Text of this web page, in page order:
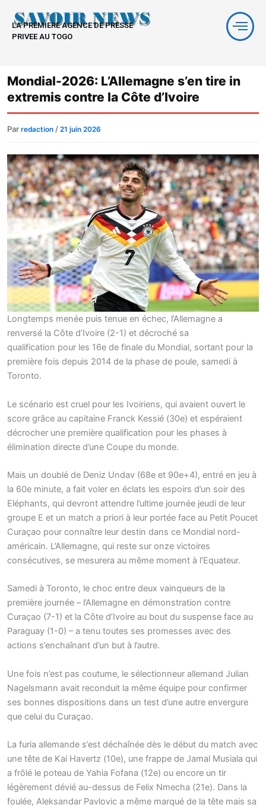
contenu
LA PREMIERE AGENCE DE PRESSE
PRIVEE AU TOGO
Mondial-2026: L’Allemagne s’en tire in
extremis contre la Côte d’Ivoire
Par redaction / 21 juin 2026
Longtemps menée puis tenue en échec, l’Allemagne a
renversé la Côte d’Ivoire (2-1) et décroché sa
qualification pour les 16e de finale du Mondial, sortant pour la
première fois depuis 2014 de la phase de poule, samedi à
Toronto.
Le scénario est cruel pour les Ivoiriens, qui avaient ouvert le
score grâce au capitaine Franck Kessié (30e) et espéraient
décrocher une première qualification pour les phases à
élimination directe d’une Coupe du monde.
Mais un doublé de Deniz Undav (68e et 90e+4), entré en jeu à
la 60e minute, a fait voler en éclats les espoirs d’un soir des
Eléphants, qui devront attendre l’ultime journée jeudi de leur
groupe E et un match a priori à leur portée face au Petit Poucet
Curaçao pour connaître leur destin dans ce Mondial nord-
américain. L’Allemagne, qui reste sur onze victoires
consécutives, se mesurera au même moment à l’Equateur.
Samedi à Toronto, le choc entre deux vainqueurs de la
première journée – l’Allemagne en démonstration contre
Curaçao (7-1) et la Côte d’Ivoire au bout du suspense face au
Paraguay (1-0) – a tenu toutes ses promesses avec des
actions s’enchaînant d’un but à l’autre.
Une fois n’est pas coutume, le sélectionneur allemand Julian
Nagelsmann avait reconduit la même équipe pour confirmer
ses bonnes dispositions dans un test d’une autre envergure
que celui du Curaçao.
La furia allemande s’est déchaînée dès le début du match avec
une tête de Kai Havertz (10e), une frappe de Jamal Musiala qui
a frôlé le poteau de Yahia Fofana (12e) ou encore un tir
légèrement dévié au-dessus de Felix Nmecha (21e). Dans la
foulée, Aleksandar Pavlovic a même marqué de la tête mais sa